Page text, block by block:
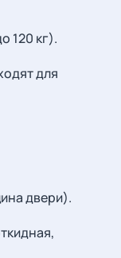
120 кг).
для
двери).